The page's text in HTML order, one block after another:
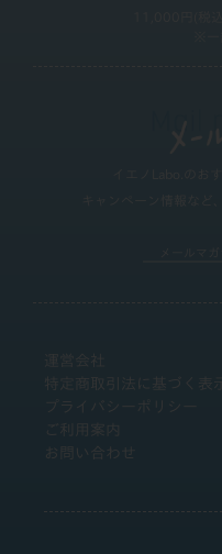
運営会社
特定商取引法に基づく表示
プライバシーポリシー
ご利用案内
お問い合わせ